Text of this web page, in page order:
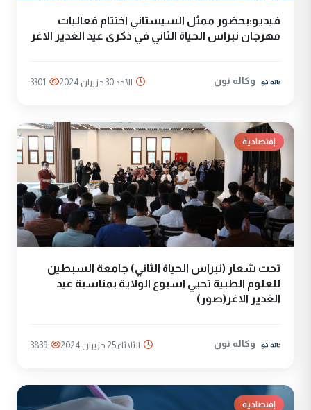
فيديو:بحضور ممثل السيستاني اختتام فعاليات
مهرجان نبراس الحياة الثاني في ذكرى عيد الغدير الاغر
وكالة نون الأحد 30 حزيران 2024 3301
إقتصادية
تحت شعار (نبراس الحياة الثاني) جامعة السبطين
للعلوم الطبية تحيي اسبوع الولاية بمناسبة عيد
الغدير الاغر(صور)
وكالة نون الثلاثاء 25 حزيران 2024 3839
إقتصادية